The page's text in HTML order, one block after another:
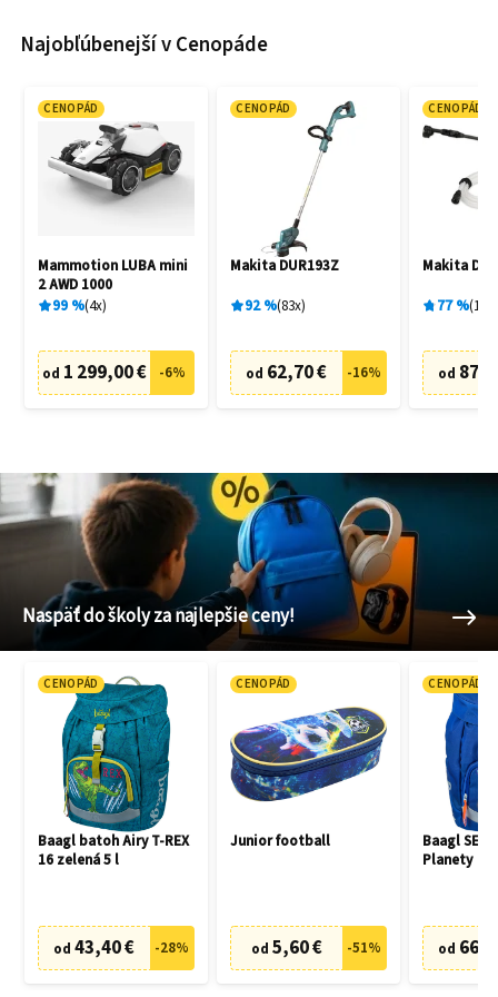
Najobľúbenejší v Cenopáde
CENOPÁD
Mammotion LUBA mini
2 AWD 1000
99% 4x
od 1 299,00 € -6%
CENOPÁD
Makita DUR193Z
92% 83x
od 62,70 € -16%
CENOPÁD
Makita
77% 19
od
Naspäť do školy za najlepšie ceny!
CENOPÁD
Baagl batoh Airy T-REX
16 zelená 5 l
od 43,40 € -28%
CENOPÁD
Junior football
od 5,60 € -51%
CENOPÁD
Baagl SET
Planety
od